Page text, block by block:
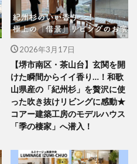
2026年3月17日
【堺市南区・茶山台】玄関を開
けた瞬間からイイ香り…！和歌
山県産の「紀州杉」を贅沢に使
った吹き抜けリビングに感動★
コアー建築工房のモデルハウス
「季の棲家」へ潜入！